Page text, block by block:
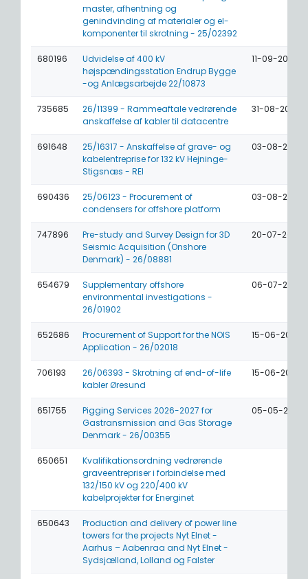
master, afhentning og
genindvinding af materialer og el-
komponenter til skrotning - 25/02392
680196
Udvidelse af 400 kV
højspændingsstation Endrup Bygge
-og Anlægsarbejde 22/10873
11-09-2026
735685
26/11399 - Rammeaftale vedrørende
anskaffelse af kabler til datacentre
31-08-2026
691648
25/16317 - Anskaffelse af grave- og
kabelentreprise for 132 kV Hejninge-
Stigsnæs - REI
03-08-2026
690436
25/06123 - Procurement of
condensers for offshore platform
03-08-2026
747896
Pre-study and Survey Design for 3D
Seismic Acquisition (Onshore
Denmark) - 26/08881
20-07-2026
654679
Supplementary offshore
environmental investigations -
26/01902
06-07-2026
652686
Procurement of Support for the NOIS
Application - 26/02018
15-06-2026
706193
26/06393 - Skrotning af end-of-life
kabler Øresund
15-06-2026
651755
Pigging Services 2026-2027 for
Gastransmission and Gas Storage
Denmark - 26/00355
05-05-2026
650651
Kvalifikationsordning vedrørende
graveentrepriser i forbindelse med
132/150 kV og 220/400 kV
kabelprojekter for Energinet
650643
Production and delivery of power line
towers for the projects Nyt Elnet -
Aarhus – Aabenraa and Nyt Elnet -
Sydsjælland, Lolland og Falster